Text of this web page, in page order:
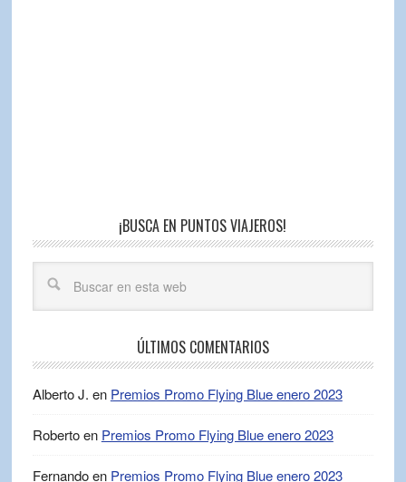
¡BUSCA EN PUNTOS VIAJEROS!
ÚLTIMOS COMENTARIOS
Alberto J. en Premios Promo Flying Blue enero 2023
Robertoen Premios Promo Flying Blue enero 2023
Fernandoen Premios Promo Flying Blue enero 2023